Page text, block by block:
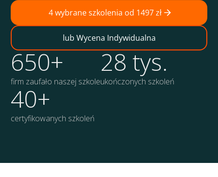
4 wybrane szkolenia od 1497 zł
lub Wycena Indywidualna
650+
firm zaufało naszej szkole
28 tys.
ukończonych szkoleń
40+
certyfikowanych szkoleń